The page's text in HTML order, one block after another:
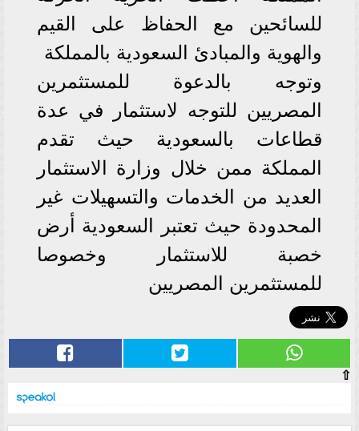
للسائحين مع الحفاظ على القيم
والهوية والمبادئ السعودية بالمملكة
وتوجه بالدعوة للمستثمرين
المصريين للتوجه لاستثمار في عدة
قطاعات بالسعودية حيث تقدم
المملكة ممن خلال وزارة الاستثمار
العديد من الخدمات والتسهيلات غير
المحدودة حيث تعتبر السعودية أرض
خصبة للاستثمار وخصوصا
للمستثمرين المصريين
⇧